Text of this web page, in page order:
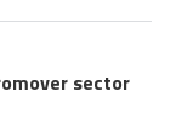
sector